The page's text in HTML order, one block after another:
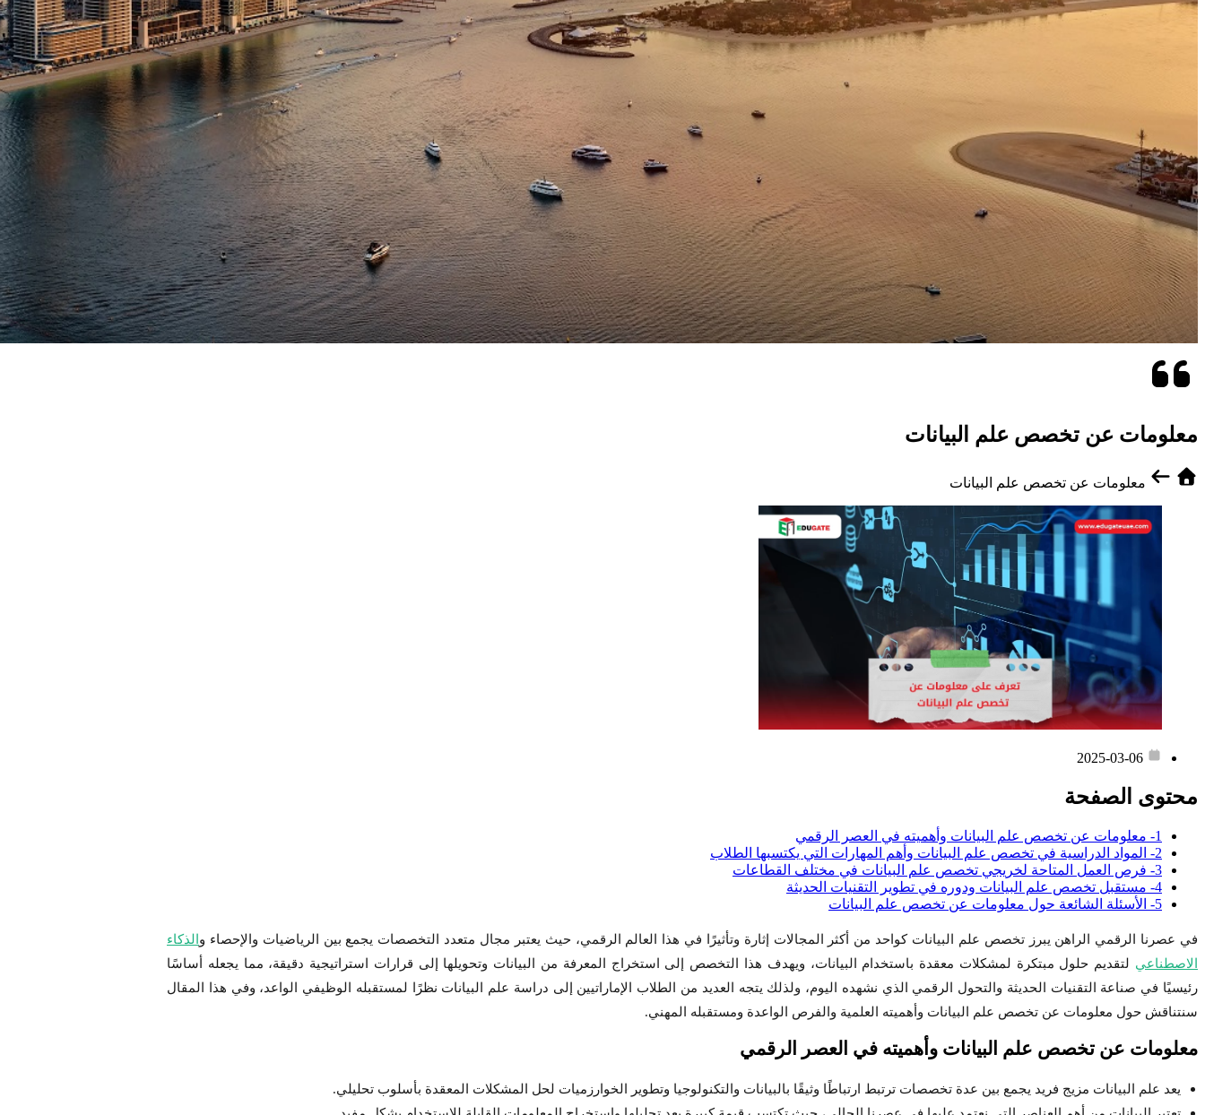
معلومات عن تخصص علم البيانات
معلومات عن تخصص علم البيانات
2025-03-06
محتوى الصفحة
1- معلومات عن تخصص علم البيانات وأهميته في العصر الرقمي
2- المواد الدراسية في تخصص علم البيانات وأهم المهارات التي يكتسبها الطلاب
3- فرص العمل المتاحة لخريجي تخصص علم البيانات في مختلف القطاعات
4- مستقبل تخصص علم البيانات ودوره في تطوير التقنيات الحديثة
5- الأسئلة الشائعة حول معلومات عن تخصص علم البيانات
في عصرنا الرقمي الراهن يبرز تخصص علم البيانات كواحد من أكثر المجالات إثارة وتأثيرًا في هذا العالم الرقمي، حيث يعتبر مجال متعدد التخصصات يجمع بين الرياضيات والإحصاء والذكاء
الاصطناعي لتقديم حلول مبتكرة لمشكلات معقدة باستخدام البيانات، ويهدف هذا التخصص إلى استخراج المعرفة من البيانات وتحويلها إلى قرارات استراتيجية دقيقة، مما يجعله أساسًا
رئيسيًا في صناعة التقنيات الحديثة والتحول الرقمي الذي نشهده اليوم، ولذلك يتجه العديد من الطلاب الإماراتيين إلى دراسة علم البيانات نظرًا لمستقبله الوظيفي الواعد، وفي هذا المقال
سنتناقش حول معلومات عن تخصص علم البيانات وأهميته العلمية والفرص الواعدة ومستقبله المهني.
معلومات عن تخصص علم البيانات وأهميته في العصر الرقمي
يعد علم البيانات مزيج فريد يجمع بين عدة تخصصات ترتبط ارتباطًا وثيقًا بالبيانات والتكنولوجيا وتطوير الخوارزميات لحل المشكلات المعقدة بأسلوب تحليلي.